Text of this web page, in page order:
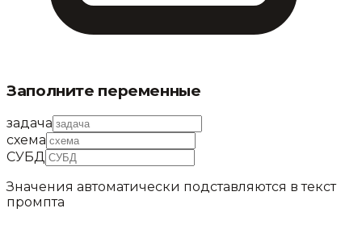
Заполните переменные
задача
схема
СУБД
Значения автоматически подставляются в текст
промпта